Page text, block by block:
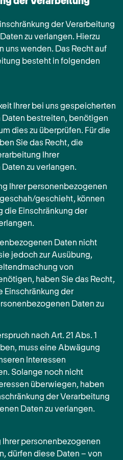
der Verarbeitung
zu verlangen. Hierzu
uns wenden. Das Recht auf
besteht in folgenden
Ihrer bei uns gespeicherten
bestreiten, benötigen
dies zu überprüfen. Für die
Sie das Recht, die
Ihrer
zu verlangen.
Ihrer personenbezogenen
geschieht, können
die Einschränkung der
Daten nicht
jedoch zur Ausübung,
von
haben Sie das Recht,
Einschränkung der
Daten zu
nach Art. 21 Abs. 1
muss eine Abwägung
Interessen
Solange noch nicht
überwiegen, haben
der Verarbeitung
Daten zu verlangen.
personenbezogenen
dürfen diese Daten – von